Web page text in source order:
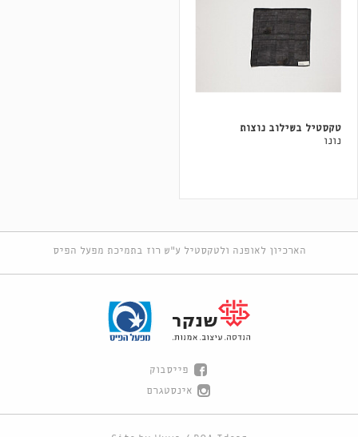
טקסטיל בשילוב נוצות
נונו
הארכיון לאופנה ולטקסטיל ע"ש רוז בתמיכת מפעל הפיס
פייסבוק
אינסטגרם